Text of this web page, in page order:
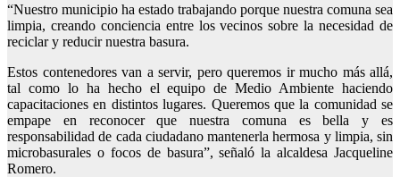
“Nuestro municipio ha estado trabajando porque nuestra comuna sea
limpia, creando conciencia entre los vecinos sobre la necesidad de
reciclar y reducir nuestra basura.
Estos contenedores van a servir, pero queremos ir mucho más allá,
tal como lo ha hecho el equipo de Medio Ambiente haciendo
capacitaciones en distintos lugares. Queremos que la comunidad se
empape en reconocer que nuestra comuna es bella y es
responsabilidad de cada ciudadano mantenerla hermosa y limpia, sin
microbasurales o focos de basura”, señaló la alcaldesa Jacqueline
Romero.